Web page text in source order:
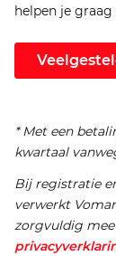
helpen je graag
* Met een
kwartaal
Bij registratie
verwerkt
zorgvuldig mee